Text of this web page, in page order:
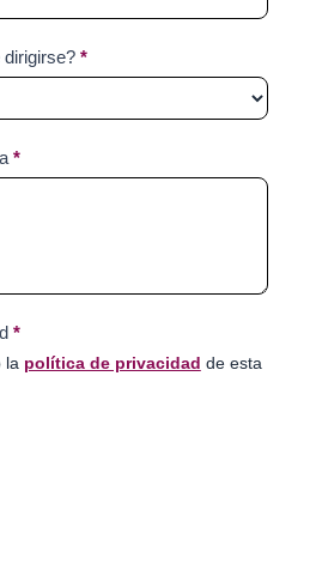
dirigirse? *
*
*
la política de privacidad de esta